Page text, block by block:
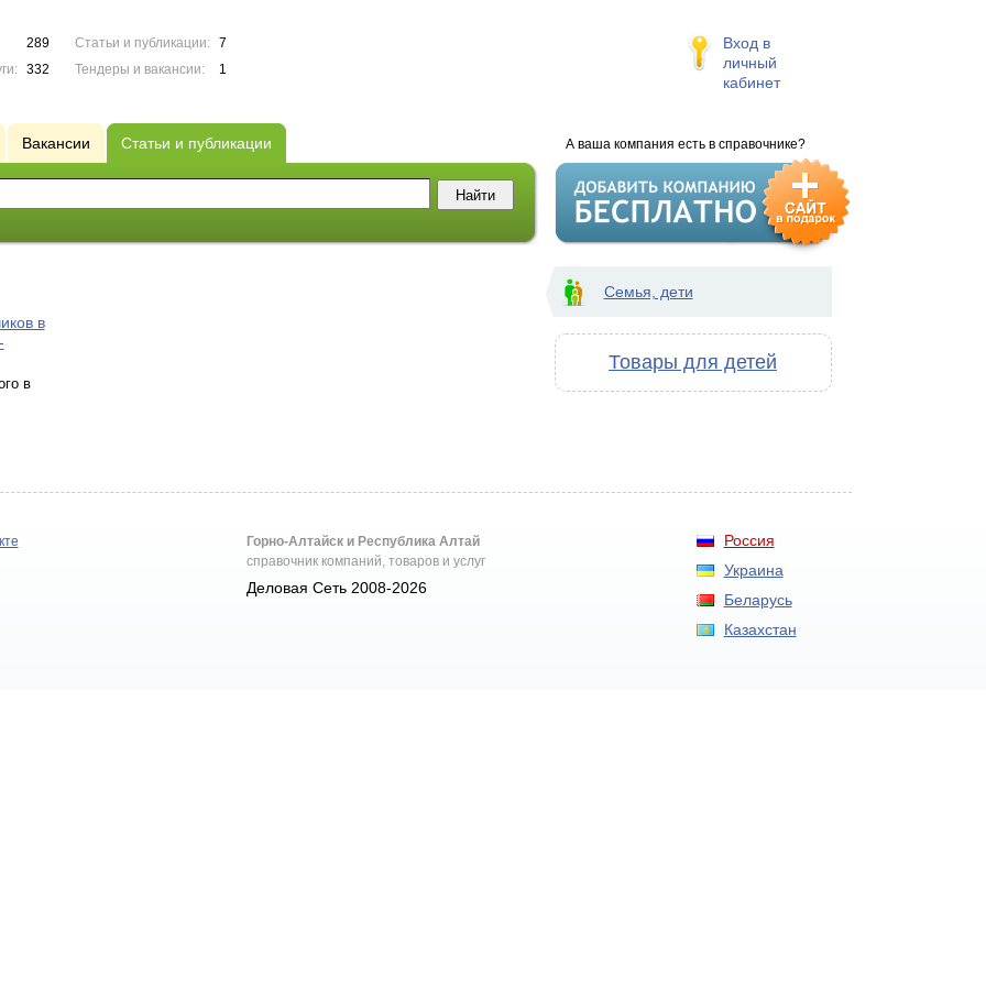
289
332
Статьи и публикации:
7
Тендеры и вакансии:
1
Вход в
личный
кабинет
А ваша компания есть в справочнике?
Вакансии Статьи и публикации
в
в
Семья, дети
Товары для детей
Россия
Украина
Беларусь
Казахстан
Горно-Алтайск и Республика Алтай
справочник компаний, товаров и услуг
Деловая Сеть 2008-2026